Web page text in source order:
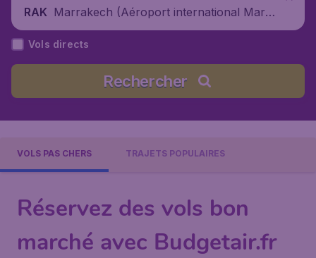
RAK Marrakech (Aéroport international Marr
akech-Ménara), Maroc
Vols directs
Rechercher
VOLS PAS CHERS TRAJETS POPULAIRES
Réservez des vols bon
marché avec Budgetair.fr